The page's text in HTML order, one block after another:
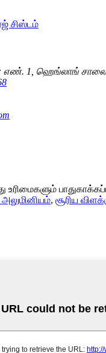
சிஸ்டம்
எண். 1, ஹெங்லாங்
உரிமைகளும்
, சூரிய